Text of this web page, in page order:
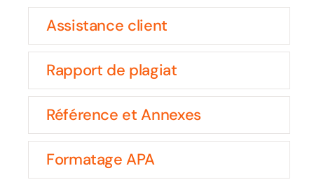
Assistance client
Rapport de plagiat
Référence et Annexes
Formatage APA